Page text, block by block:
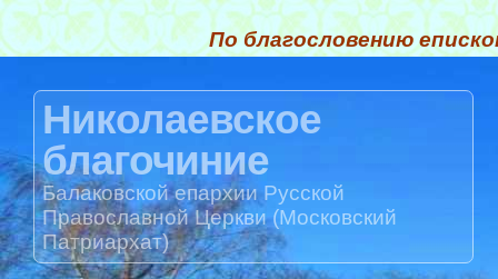
По благословению
Николаевское
благочиние
Балаковской епархии Русской
Православной Церкви (Московский
Патриархат)